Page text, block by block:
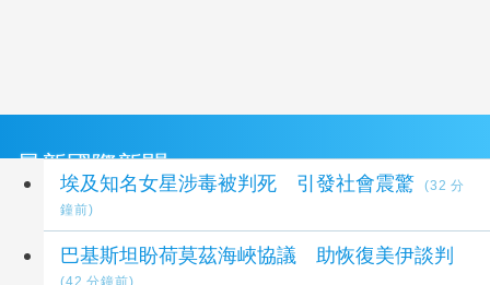
最新國際新聞
埃及知名女星涉毒被判死 引發社會震驚
(32 分
鐘前)
巴基斯坦盼荷莫茲海峽協議 助恢復美伊談判